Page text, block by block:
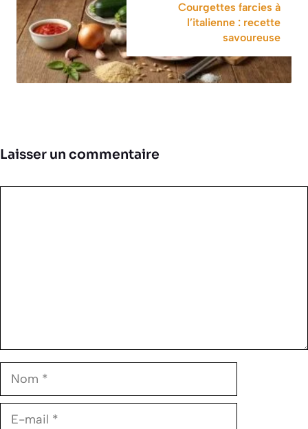
Courgettes farcies à
l’italienne : recette
savoureuse
Laisser un commentaire
Nom
E-